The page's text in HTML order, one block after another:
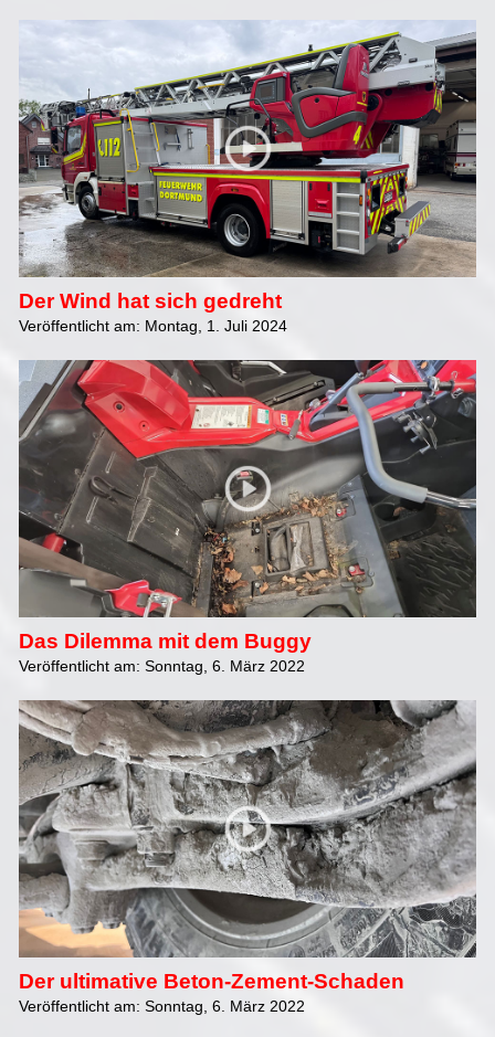
Der Wind hat sich gedreht
Veröffentlicht am: Montag, 1. Juli 2024
Das Dilemma mit dem Buggy
Veröffentlicht am: Sonntag, 6. März 2022
Der ultimative Beton-Zement-Schaden
Veröffentlicht am: Sonntag, 6. März 2022